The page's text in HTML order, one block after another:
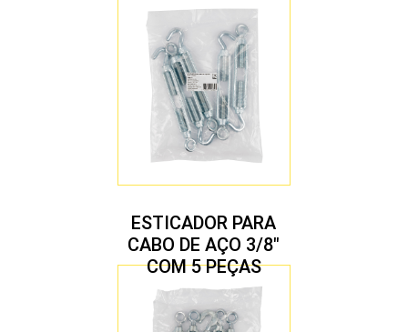
ESTICADOR PARA
CABO DE AÇO 3/8″
COM 5 PEÇAS